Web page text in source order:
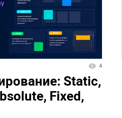
4
Static,
Fixed,